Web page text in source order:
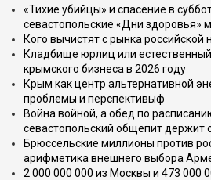
«Тихие убийцы» и спасение в
севастопольские «Дни здоровья»
Кого вычистят с рынка
Кладбище юрлиц или
крымского бизнеса в 2026 году
Крым как центр альтернативной
проблемы и перспективыф
Война войной, а обед по
севастопольский общепит держит
Брюссельские миллионы против
арифметика внешнего выбора
2 000 000 000 из Москвы и 473 000